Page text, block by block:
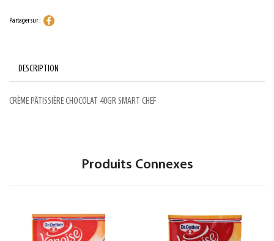
Partager sur :
DESCRIPTION
CRÈME PÂTISSIÈRE CHOCOLAT 40GR SMART CHEF
Produits Connexes